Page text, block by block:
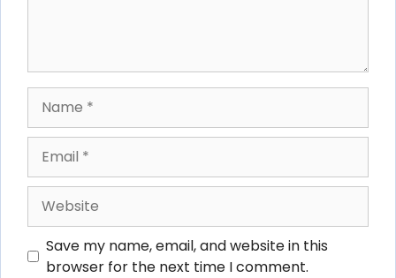
Save my name, email, and website in this
browser for the next time I comment.